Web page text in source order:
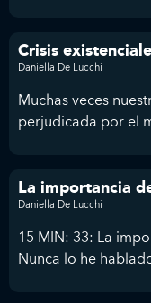
Crisis
Daniella De Lucchi
Muchas veces
perjudicada por el
La importancia
Daniella De Lucchi
15 MIN: 33: La
Nunca lo he